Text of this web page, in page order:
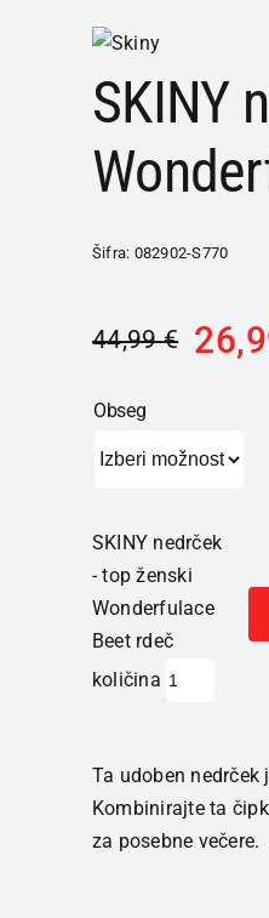
SKINY
Šifra: 082902-S770
44,99€
Obseg
SKINY nedrček
- top ženski
Wonderfulace
Beet rdeč
količina
Ta udoben
Kombinirajte ta
za posebne večere.